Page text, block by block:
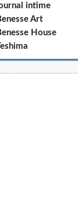
intime
Art
House